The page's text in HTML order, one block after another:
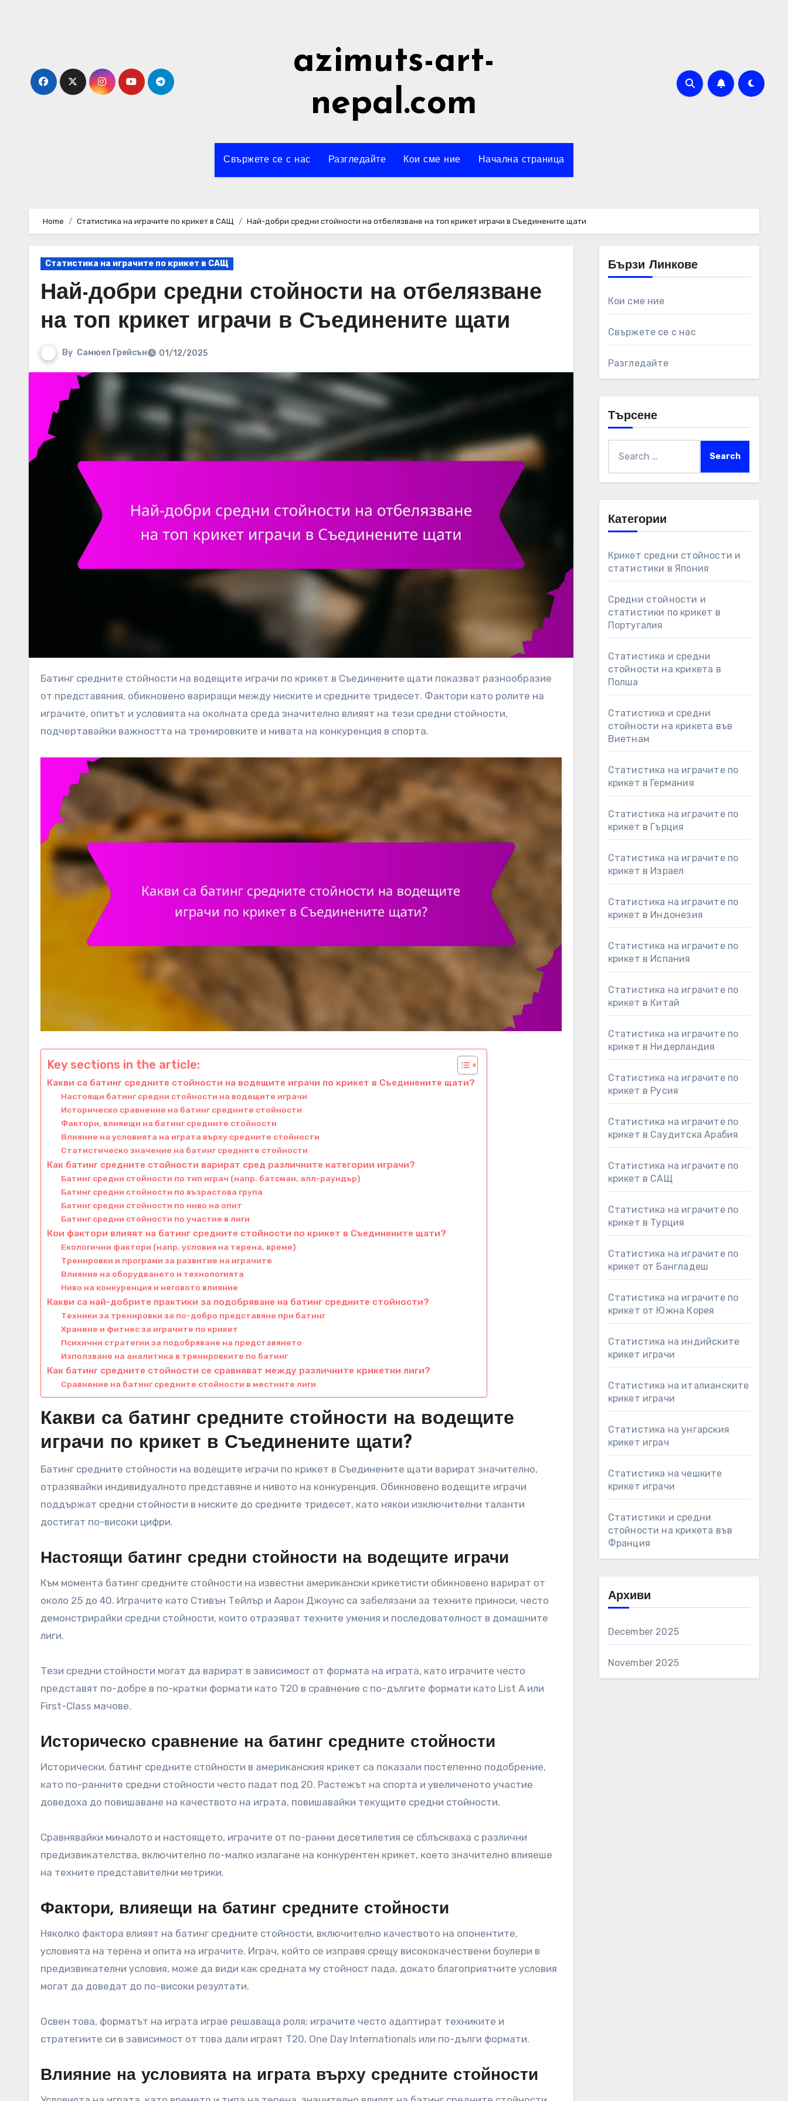
azimuts-art-
nepal.com
Свържете се с нас Разгледайте Кои сме ние Начална страница
Home Статистика на играчите по крикет в САЩ Най-добри средни стойности на отбелязване на топ крикет играчи в Съединените щати
Статистика на играчите по крикет в САЩ
Най-добри средни стойности на отбелязване
на топ крикет играчи в Съединените щати
By Самюел Грейсън 01/12/2025
Батинг средните стойности на водещите играчи по крикет в Съединените щати показват разнообразие
от представяния, обикновено вариращи между ниските и средните тридесет. Фактори като ролите на
играчите, опитът и условията на околната среда значително влияят на тези средни стойности,
подчертавайки важността на тренировките и нивата на конкуренция в спорта.
Key sections in the article:
Какви са батинг средните стойности на водещите играчи по крикет в Съединените щати?
Настоящи батинг средни стойности на водещите играчи
Историческо сравнение на батинг средните стойности
Фактори, влияещи на батинг средните стойности
Влияние на условията на играта върху средните стойности
Статистическо значение на батинг средните стойности
Как батинг средните стойности варират сред различните категории играчи?
Батинг средни стойности по тип играч (напр. батсман, алл-раундър)
Батинг средни стойности по възрастова група
Батинг средни стойности по ниво на опит
Батинг средни стойности по участие в лиги
Кои фактори влияят на батинг средните стойности по крикет в Съединените щати?
Екологични фактори (напр. условия на терена, време)
Тренировки и програми за развитие на играчите
Влияние на оборудването и технологията
Ниво на конкуренция и неговото влияние
Какви са най-добрите практики за подобряване на батинг средните стойности?
Техники за тренировки за по-добро представяне при батинг
Хранене и фитнес за играчите по крикет
Психични стратегии за подобряване на представянето
Използване на аналитика в тренировките по батинг
Как батинг средните стойности се сравняват между различните крикетни лиги?
Сравнение на батинг средните стойности в местните лиги
Какви са батинг средните стойности на водещите
играчи по крикет в Съединените щати?
Батинг средните стойности на водещите играчи по крикет в Съединените щати варират значително,
отразявайки индивидуалното представяне и нивото на конкуренция. Обикновено водещите играчи
поддържат средни стойности в ниските до средните тридесет, като някои изключителни таланти
достигат по-високи цифри.
Настоящи батинг средни стойности на водещите играчи
Към момента батинг средните стойности на известни американски крикетисти обикновено варират от
около 25 до 40. Играчите като Стивън Тейлър и Аарон Джоунс са забелязани за техните приноси, често
демонстрирайки средни стойности, които отразяват техните умения и последователност в домашните
лиги.
Тези средни стойности могат да варират в зависимост от формата на играта, като играчите често
представят по-добре в по-кратки формати като T20 в сравнение с по-дългите формати като List A или
First-Class мачове.
Историческо сравнение на батинг средните стойности
Исторически, батинг средните стойности в американския крикет са показали постепенно подобрение,
като по-ранните средни стойности често падат под 20. Растежът на спорта и увеличеното участие
доведоха до повишаване на качеството на играта, повишавайки текущите средни стойности.
Сравнявайки миналото и настоящето, играчите от по-ранни десетилетия се сблъскваха с различни
предизвикателства, включително по-малко излагане на конкурентен крикет, което значително влияеше
на техните представителни метрики.
Фактори, влияещи на батинг средните стойности
Няколко фактора влияят на батинг средните стойности, включително качеството на опонентите,
условията на терена и опита на играчите. Играч, който се изправя срещу висококачествени боулери в
предизвикателни условия, може да види как средната му стойност пада, докато благоприятните условия
могат да доведат до по-високи резултати.
Освен това, форматът на играта играе решаваща роля; играчите често адаптират техниките и
стратегиите си в зависимост от това дали играят T20, One Day Internationals или по-дълги формати.
Влияние на условията на играта върху средните стойности
Бързи Линкове
Кои сме ние
Свържете се с нас
Разгледайте
Търсене
for:
Категории
Крикет средни стойности и
статистики в Япония
Средни стойности и
статистики по крикет в
Португалия
Статистика и средни
стойности на крикета в
Полша
Статистика и средни
стойности на крикета във
Виетнам
Статистика на играчите по
крикет в Германия
Статистика на играчите по
крикет в Гърция
Статистика на играчите по
крикет в Израел
Статистика на играчите по
крикет в Индонезия
Статистика на играчите по
крикет в Испания
Статистика на играчите по
крикет в Китай
Статистика на играчите по
крикет в Нидерландия
Статистика на играчите по
крикет в Русия
Статистика на играчите по
крикет в Саудитска Арабия
Статистика на играчите по
крикет в САЩ
Статистика на играчите по
крикет в Турция
Статистика на играчите по
крикет от Бангладеш
Статистика на играчите по
крикет от Южна Корея
Статистика на индийските
крикет играчи
Статистика на италианските
крикет играчи
Статистика на унгарския
крикет играч
Статистика на чешките
крикет играчи
Статистики и средни
стойности на крикета във
Франция
Архиви
December 2025
November 2025